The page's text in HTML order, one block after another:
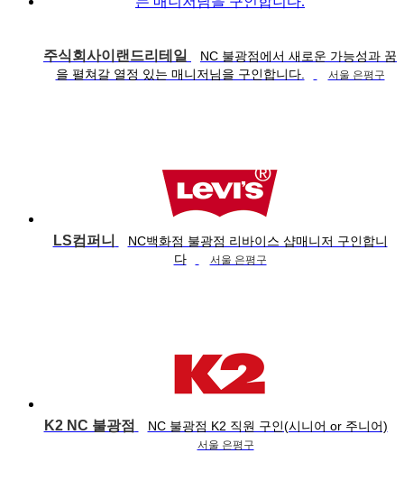
주식회사이랜드리테일
NC 불광점에서 새로운 가능성과 꿈
을 펼쳐갈 열정 있는 매니저님을 구인합니다.
서울 은평구
LS컴퍼니
NC백화점 불광점 리바이스 샵매니저 구인합니
다
서울 은평구
K2 NC 불광점 NC 불광점 K2 직원 구인(시니어 or 주니어)
서울 은평구